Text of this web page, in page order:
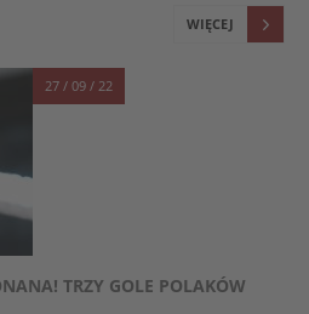
WIĘCEJ
27 / 09 / 22
TRZY GOLE POLAKÓW